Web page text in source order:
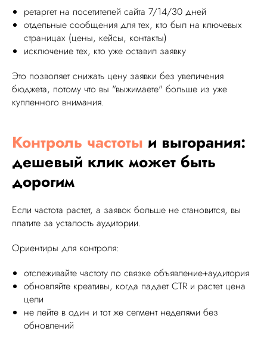
ретаргет на посетителей сайта 7/14/30 дней
отдельные сообщения для тех, кто был на ключевых
страницах (цены, кейсы, контакты)
исключение тех, кто уже оставил заявку
Это позволяет снижать цену заявки без увеличения
бюджета, потому что вы "выжимаете" больше из уже
купленного внимания.
Контроль частоты и выгорания:
дешевый клик может быть
дорогим
Если частота растет, а заявок больше не становится, вы
платите за усталость аудитории.
Ориентиры для контроля:
отслеживайте частоту по связке объявление+аудитория
обновляйте креативы, когда падает CTR и растет цена
цели
не лейте в один и тот же сегмент неделями без
обновлений